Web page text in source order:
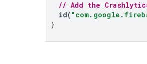
// Add the
id(
}